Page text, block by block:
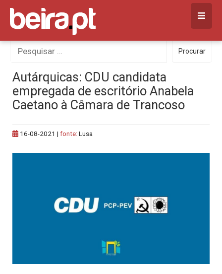
Skip
content
Procurar
por:
Procurar
Autárquicas: CDU candidata
empregada de escritório Anabela
Caetano à Câmara de Trancoso
16-08-2021 | fonte: Lusa